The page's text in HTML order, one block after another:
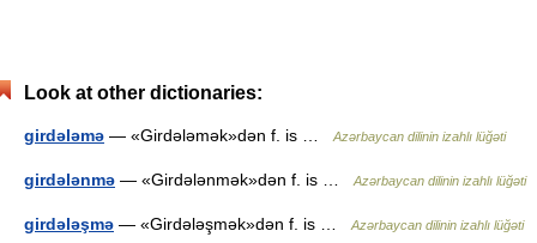
Look at other dictionaries:
girdələmə — «Girdələmək»dən f. is … Azərbaycan dilinin izahlı lüğəti
girdələnmə — «Girdələnmək»dən f. is … Azərbaycan dilinin izahlı lüğəti
girdələşmə — «Girdələşmək»dən f. is … Azərbaycan dilinin izahlı lüğəti